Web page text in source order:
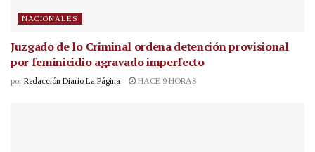
NACIONALES
Juzgado de lo Criminal ordena detención provisional
por feminicidio agravado imperfecto
por Redacción Diario La Página HACE 9 HORAS